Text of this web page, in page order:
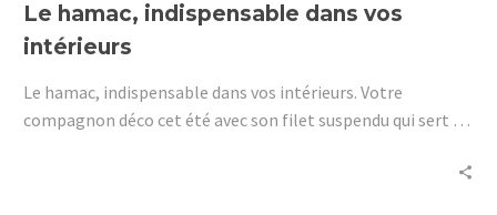
Le hamac, indispensable dans vos
intérieurs
Le hamac, indispensable dans vos intérieurs. Votre
compagnon déco cet été avec son filet suspendu qui sert de